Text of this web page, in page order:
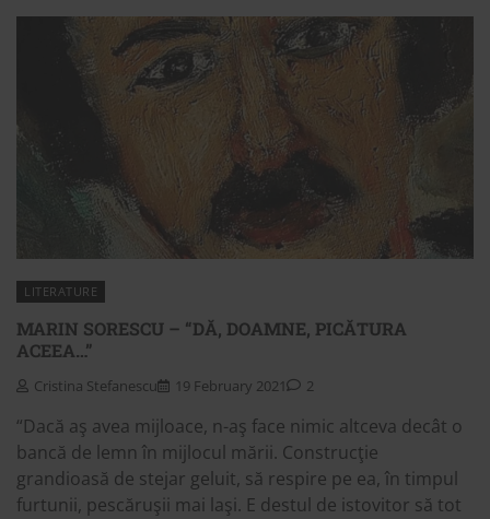
LITERATURE
MARIN SORESCU – “DĂ, DOAMNE, PICĂTURA
ACEEA…”
Cristina Stefanescu 19 February 2021 2
“Dacă aş avea mijloace, n-aş face nimic altceva decât o
bancă de lemn în mijlocul mării. Construcţie
grandioasă de stejar geluit, să respire pe ea, în timpul
furtunii, pescăruşii mai laşi. E destul de istovitor să tot